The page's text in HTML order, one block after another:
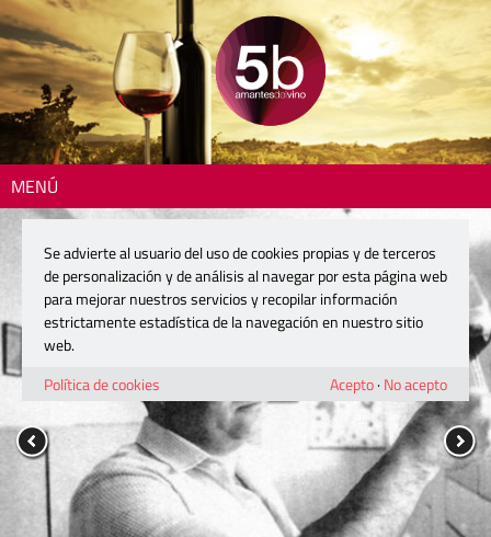
MENÚ
Se advierte al usuario del uso de cookies propias y de terceros
de personalización y de análisis al navegar por esta página web
para mejorar nuestros servicios y recopilar información
estrictamente estadística de la navegación en nuestro sitio
web.
Política de cookies
Acepto· No acepto